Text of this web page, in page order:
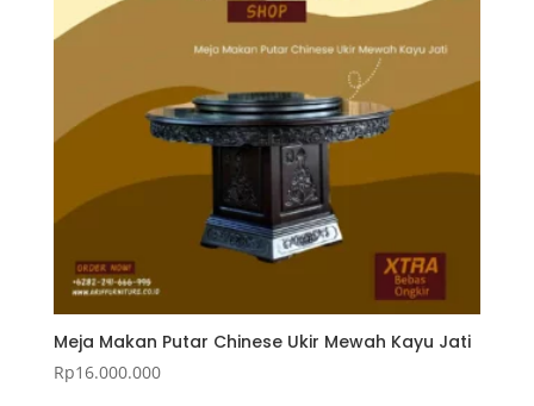
Meja Makan Putar Chinese Ukir Mewah Kayu Jati
Rp16.000.000